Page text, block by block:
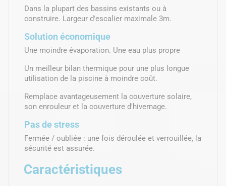
Dans la plupart des bassins existants ou à
construire. Largeur d'escalier maximale 3m.
Solution économique
Une moindre évaporation. Une eau plus propre
Un meilleur bilan thermique pour une plus longue
utilisation de la piscine à moindre coût.
Remplace avantageusement la couverture solaire,
son enrouleur et la couverture d'hivernage.
Pas de stress
Fermée / oubliée : une fois déroulée et verrouillée, la
sécurité est assurée.
Caractéristiques